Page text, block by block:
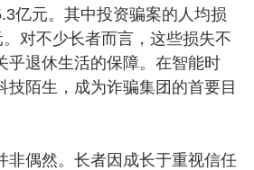
亿元。其中投资骗案的人均损
对不少长者而言，这些损失不
乎退休生活的保障。在智能时
技陌生，成为诈骗集团的首要目
偶然。长者因成长于重视信任